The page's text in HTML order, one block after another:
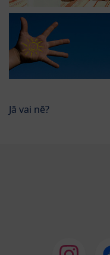
Jā vai nē?